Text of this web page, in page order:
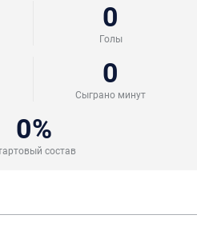
0
Голы
0
Сыграно минут
0%
состав